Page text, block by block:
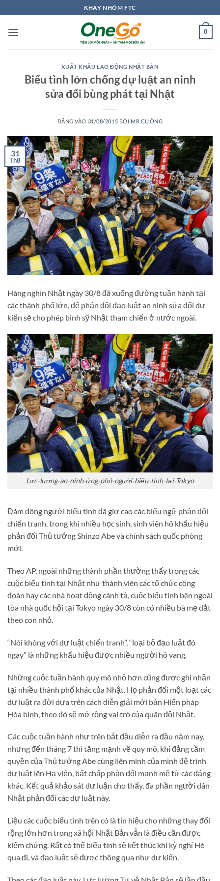
qua
nội
KHAY NHÔM FTC
0
XUẤT KHẨU LAO ĐỘNG NHẬT BẢN
Biểu tình lớn chống dự luật an ninh
sửa đổi bùng phát tại Nhật
ĐĂNG VÀO 31/08/2015 BỞI MR CƯỜNG
31
Th8
Hàng nghìn Nhật ngày 30/8 đã xuống đường tuần hành tại
các thành phố lớn, để phản đối đạo luật an ninh sửa đổi dự
kiến sẽ cho phép binh sỹ Nhật tham chiến ở nước ngoài.
Lực-lượng-an-ninh-ứng-phó-người-biểu-tình-tại-Tokyo
Đám đông người biểu tình đã giơ cao các biểu ngữ phản đối
chiến tranh, trong khi nhiều học sinh, sinh viên hô khẩu hiệu
phản đối Thủ tướng Shinzo Abe và chính sách quốc phòng
mới.
Theo AP, ngoài những thành phần thường thấy trong các
cuộc biểu tình tại Nhật như thành viên các tổ chức công
đoàn hay các nhà hoạt động cánh tả, cuộc biểu tình bên ngoài
tòa nhà quốc hội tại Tokyo ngày 30/8 còn có nhiều bà mẹ dắt
theo con nhỏ.
“Nói không với dự luật chiến tranh”, “loại bỏ đạo luật đó
ngay” là những khẩu hiệu được nhiều người hô vang.
Những cuộc tuần hành quy mô nhỏ hơn cũng được ghi nhận
tại nhiều thành phố khác của Nhật. Họ phản đối một loạt các
dự luật ra đời dựa trên cách diễn giải mới bản Hiến pháp
Hòa bình, theo đó sẽ mở rộng vai trò của quân đội Nhật.
Các cuộc tuần hành như trên bắt đầu diễn ra đầu năm nay,
nhưng đến tháng 7 thì tăng mạnh về quy mô, khi đảng cầm
quyền của Thủ tướng Abe cùng liên minh của mình đệ trình
dự luật lên Hạ viện, bất chấp phản đối mạnh mẽ từ các đảng
khác. Kết quả khảo sát dư luận cho thấy, đa phần người dân
Nhật phản đối các dự luật này.
Liệu các cuộc biểu tình trên có là tín hiệu cho những thay đổi
rộng lớn hơn trong xã hội Nhật Bản vẫn là điều cần được
kiểm chứng. Rất có thể biểu tình sẽ kết thúc khi kỳ nghỉ Hè
qua đi, và đạo luật sẽ được thông qua như dự kiến.